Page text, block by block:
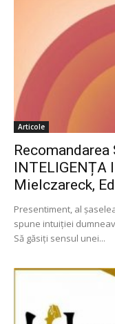
Articole
Recomandarea
Mielczareck,
Presentiment, al
spune intuiţiei
Să găsiţi sensul unei...